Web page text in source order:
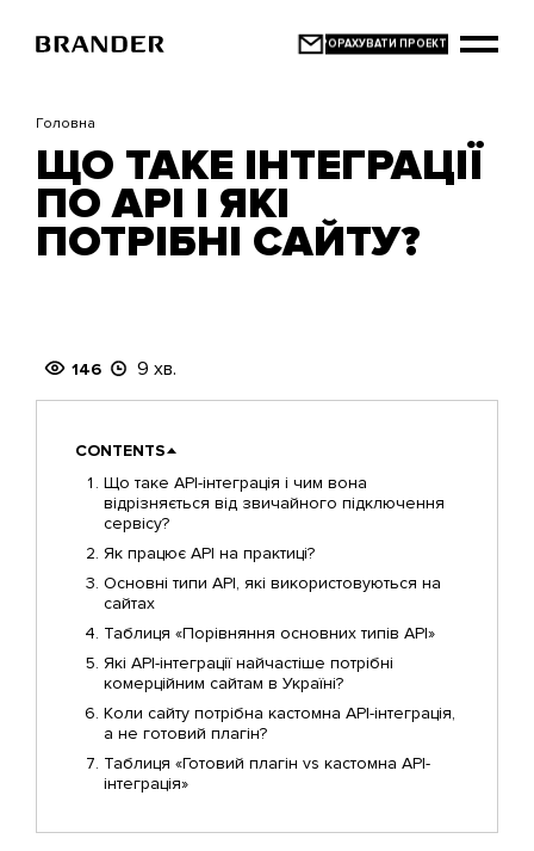
основного
Головна
ЩО ТАКЕ ІНТЕГРАЦІЇ
ПО API І ЯКІ
ПОТРІБНІ САЙТУ?
146 9 хв.
CONTENTS
Що таке API-інтеграція і чим вона
відрізняється від звичайного підключення
сервісу?
Як працює API на практиці?
Основні типи API, які використовуються на
сайтах
Таблиця «Порівняння основних типів API»
Які API-інтеграції найчастіше потрібні
комерційним сайтам в Україні?
Коли сайту потрібна кастомна API-інтеграція,
а не готовий плагін?
Таблиця «Готовий плагін vs кастомна API-
інтеграція»